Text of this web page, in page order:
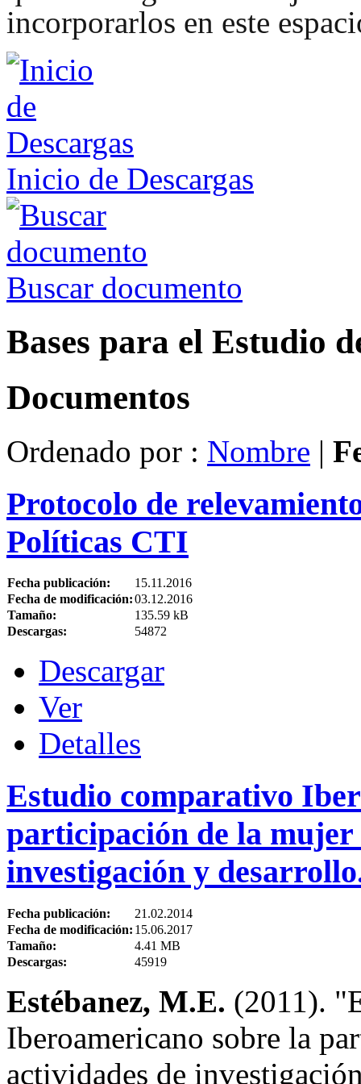
incorporarlos en este
Inicio de Descargas
Buscar documento
Bases para el Estudio
Documentos
Ordenado por : Nombre |
Protocolo de
Políticas CTI
Fecha publicación:
15.11.2016
Fecha de modificación:03.12.2016
Tamaño:
135.59 kB
Descargas:
54872
Descargar
Ver
Detalles
Estudio comparativo
participación de la mujer
investigación y
Fecha publicación:
21.02.2014
Fecha de modificación: 15.06.2017
Tamaño:
4.41 MB
Descargas:
45919
Estébanez, M.E. (2011).
Iberoamericano sobre la
actividades de